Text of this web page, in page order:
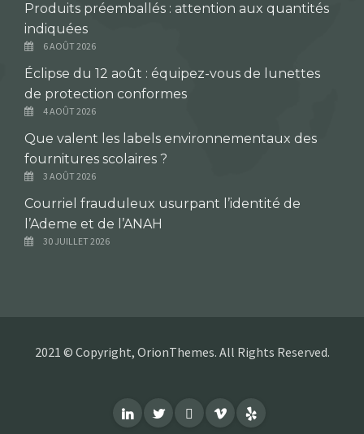
Produits préemballés : attention aux quantités
indiquées
6 AOÛT 2026
Éclipse du 12 août : équipez-vous de lunettes
de protection conformes
4 AOÛT 2026
Que valent les labels environnementaux des
fournitures scolaires ?
3 AOÛT 2026
Courriel frauduleux usurpant l’identité de
l’Ademe et de l’ANAH
30 JUILLET 2026
2021 © Copyright, OrionThemes. All Rights Reserved.